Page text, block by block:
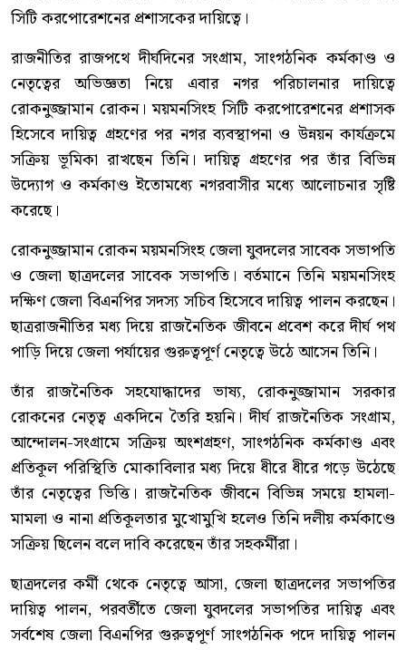
সিটি করপোরেশনের প্রশাসকের দায়িত্বে।
রাজনীতির রাজপথে দীর্ঘদিনের সংগ্রাম, সাংগঠনিক কর্মকাণ্ড ও
নেতৃত্বের অভিজ্ঞতা নিয়ে এবার নগর পরিচালনার দায়িত্বে
রোকনুজ্জামান রোকন। ময়মনসিংহ সিটি করপোরেশনের প্রশাসক
হিসেবে দায়িত্ব গ্রহণের পর নগর ব্যবস্থাপনা ও উন্নয়ন কার্যক্রমে
সক্রিয় ভূমিকা রাখছেন তিনি। দায়িত্ব গ্রহণের পর তাঁর বিভিন্ন
উদ্যোগ ও কর্মকাণ্ড ইতোমধ্যে নগরবাসীর মধ্যে আলোচনার সৃষ্টি
করেছে।
রোকনুজ্জামান রোকন ময়মনসিংহ জেলা যুবদলের সাবেক সভাপতি
ও জেলা ছাত্রদলের সাবেক সভাপতি। বর্তমানে তিনি ময়মনসিংহ
দক্ষিণ জেলা বিএনপির সদস্য সচিব হিসেবে দায়িত্ব পালন করছেন।
ছাত্ররাজনীতির মধ্য দিয়ে রাজনৈতিক জীবনে প্রবেশ করে দীর্ঘ পথ
পাড়ি দিয়ে জেলা পর্যায়ের গুরুত্বপূর্ণ নেতৃত্বে উঠে আসেন তিনি।
তাঁর রাজনৈতিক সহযোদ্ধাদের ভাষ্য, রোকনুজ্জামান সরকার
রোকনের নেতৃত্ব একদিনে তৈরি হয়নি। দীর্ঘ রাজনৈতিক সংগ্রাম,
আন্দোলন-সংগ্রামে সক্রিয় অংশগ্রহণ, সাংগঠনিক কর্মকাণ্ড এবং
প্রতিকূল পরিস্থিতি মোকাবিলার মধ্য দিয়ে ধীরে ধীরে গড়ে উঠেছে
তাঁর নেতৃত্বের ভিত্তি। রাজনৈতিক জীবনে বিভিন্ন সময়ে হামলা-
মামলা ও নানা প্রতিকূলতার মুখোমুখি হলেও তিনি দলীয় কর্মকাণ্ডে
সক্রিয় ছিলেন বলে দাবি করেছেন তাঁর সহকর্মীরা।
ছাত্রদলের কর্মী থেকে নেতৃত্বে আসা, জেলা ছাত্রদলের সভাপতির
দায়িত্ব পালন, পরবর্তীতে জেলা যুবদলের সভাপতির দায়িত্ব এবং
সর্বশেষ জেলা বিএনপির গুরুত্বপূর্ণ সাংগঠনিক পদে দায়িত্ব পালন